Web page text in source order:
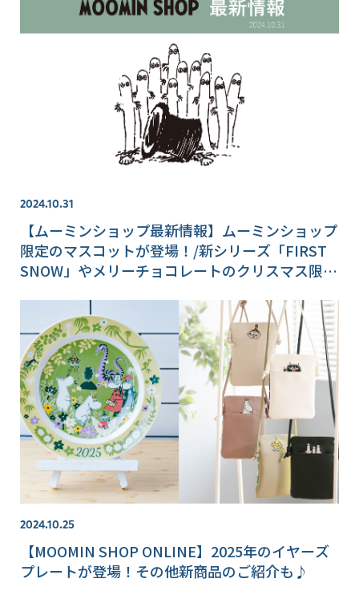
2024.10.31
【ムーミンショップ最新情報】ムーミンショップ
限定のマスコットが登場！/新シリーズ「FIRST
SNOW」やメリーチョコレートのクリスマス限定
2024.10.25
【MOOMIN SHOP ONLINE】2025年のイヤーズ
プレートが登場！その他新商品のご紹介も♪